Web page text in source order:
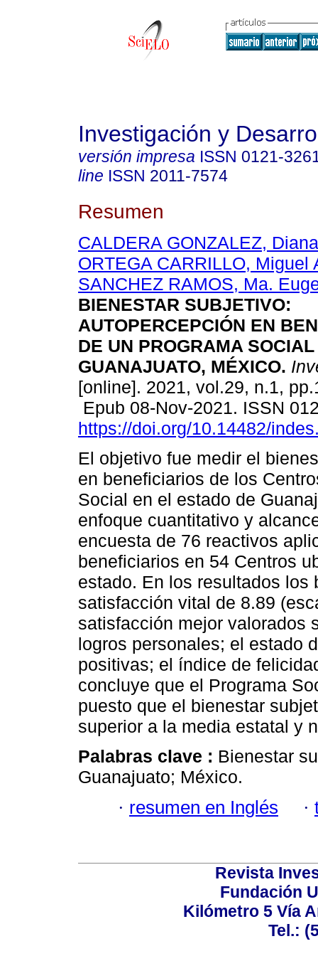
Investigación y
versión impresa ISSN 0121-
line ISSN 2011-7574
Resumen
CALDERA GONZALEZ,
ORTEGA CARRILLO, Miguel
SANCHEZ RAMOS, Ma.
BIENESTAR SUBJETIVO:
AUTOPERCEPCIÓN EN
DE UN PROGRAMA
GUANAJUATO, MÉXICO.
[online]. 2021, vol.29, n.1,
Epub 08-Nov-2021. ISSN
https://doi.org/10.14482/
El objetivo fue medir el
en beneficiarios de los
Social en el estado de
enfoque cuantitativo y
encuesta de 76 reactivos
beneficiarios en 54 Centros
estado. En los resultados los
satisfacción vital de 8.89
satisfacción mejor valorados
logros personales; el estado
positivas; el índice de
concluye que el Programa
puesto que el bienestar
superior a la media estatal y
Palabras clave : Bienestar
Guanajuato; México.
· resumen en Inglés ·
Revista
Fundación
Kilómetro 5 Vía
Tel.: